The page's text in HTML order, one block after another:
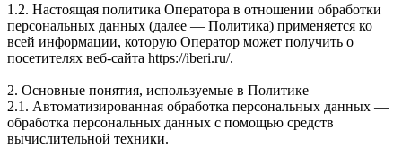
1.2. Настоящая политика Оператора в отношении обработки
персональных данных (далее — Политика) применяется ко
всей информации, которую Оператор может получить о
посетителях веб-сайта https://iberi.ru/.
2. Основные понятия, используемые в Политике
2.1. Автоматизированная обработка персональных данных —
обработка персональных данных с помощью средств
вычислительной техники.